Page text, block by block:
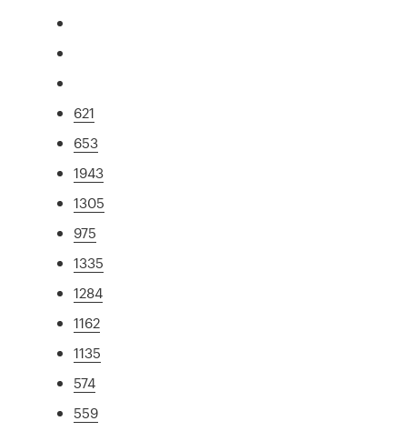
621
653
1943
1305
975
1335
1284
1162
1135
574
559